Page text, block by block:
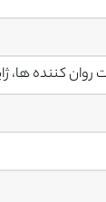
روان کننده ها،